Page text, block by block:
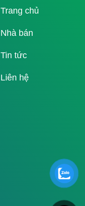
Trang chủ
Nhà bán
Tin tức
Liên hệ